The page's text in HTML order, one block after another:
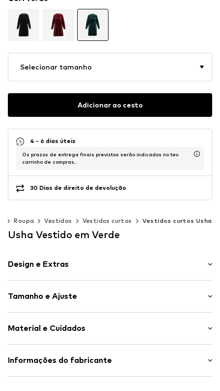
Selecionar tamanho
Adicionar ao cesto
4 - 6 dias úteis
Os prazos de entrega finais previstos serão indicados no teu
carrinho de compras.
30 Dias de direito de devolução
Roupa Vestidos Vestidos curtos Vestidos curtos Usha
Usha Vestido em Verde
Design e Extras
Gola em V
Mangas balão
Atacadores
Artigo n º. 4068604083115
Tamanho e Ajuste
Comprimento: Até aos joelhos
Ajuste: Ajuste solto
Tabela de tamanhos
Material e Cuidados
Material: 97% Poliéster - PES, 3% Elastano
Informações do fabricante